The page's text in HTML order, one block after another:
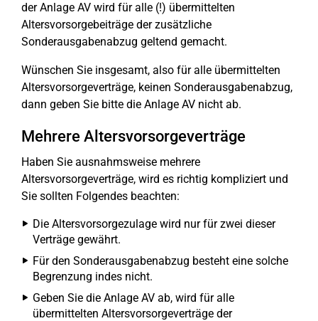
der Anlage AV wird für alle (!) übermittelten
Altersvorsorgebeiträge der zusätzliche
Sonderausgabenabzug geltend gemacht.
Wünschen Sie insgesamt, also für alle übermittelten
Altersvorsorgeverträge, keinen Sonderausgabenabzug,
dann geben Sie bitte die Anlage AV nicht ab.
Mehrere Altersvorsorgeverträge
Haben Sie ausnahmsweise mehrere
Altersvorsorgeverträge, wird es richtig kompliziert und
Sie sollten Folgendes beachten:
Die Altersvorsorgezulage wird nur für zwei dieser
Verträge gewährt.
Für den Sonderausgabenabzug besteht eine solche
Begrenzung indes nicht.
Geben Sie die Anlage AV ab, wird für alle
übermittelten Altersvorsorgeverträge der